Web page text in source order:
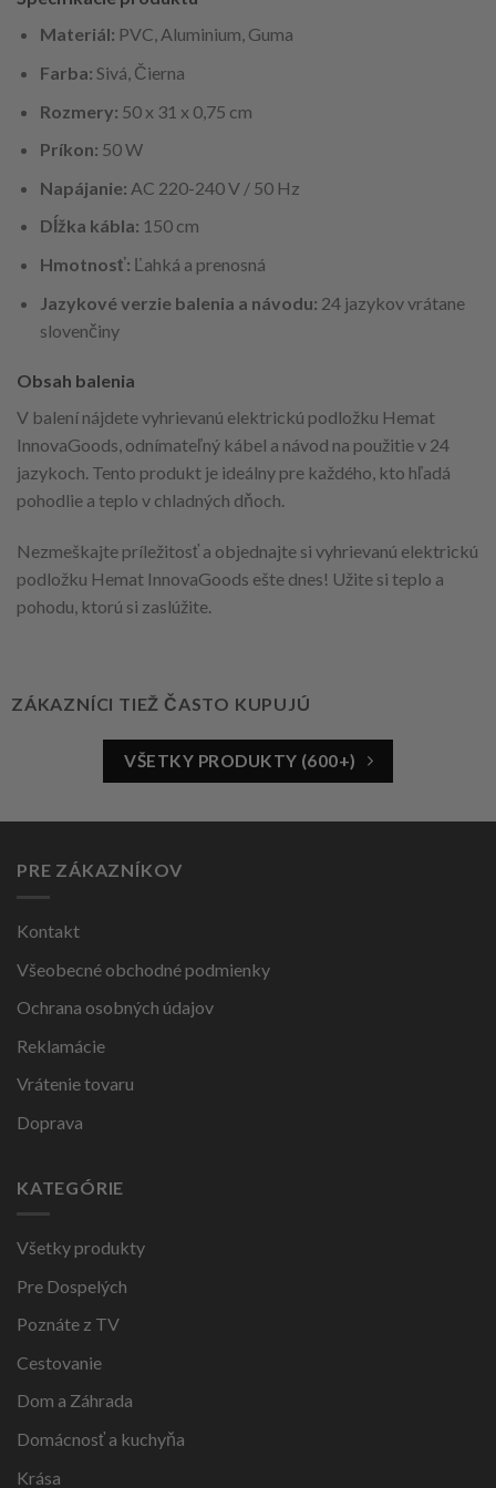
Materiál: PVC, Aluminium, Guma
Farba: Sivá, Čierna
Rozmery: 50 x 31 x 0,75 cm
Príkon: 50 W
Napájanie: AC 220-240 V / 50 Hz
Dĺžka kábla: 150 cm
Hmotnosť: Ľahká a prenosná
Jazykové verzie balenia a návodu: 24 jazykov vrátane
slovenčiny
Obsah balenia
V balení nájdete vyhrievanú elektrickú podložku Hemat
InnovaGoods, odnímateľný kábel a návod na použitie v 24
jazykoch. Tento produkt je ideálny pre každého, kto hľadá
pohodlie a teplo v chladných dňoch.
Nezmeškajte príležitosť a objednajte si vyhrievanú elektrickú
podložku Hemat InnovaGoods ešte dnes! Užite si teplo a
pohodu, ktorú si zaslúžite.
ZÁKAZNÍCI TIEŽ ČASTO KUPUJÚ
VŠETKY PRODUKTY (600+)
PRE ZÁKAZNÍKOV
Kontakt
Všeobecné obchodné podmienky
Ochrana osobných údajov
Reklamácie
Vrátenie tovaru
Doprava
KATEGÓRIE
Všetky produkty
Pre Dospelých
Poznáte z TV
Cestovanie
Dom a Záhrada
Domácnosť a kuchyňa
Krása